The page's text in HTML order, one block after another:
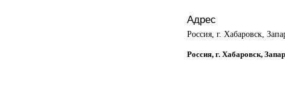
Адрес
Россия, г. Хабаровск,
Россия, г. Хабаровск,